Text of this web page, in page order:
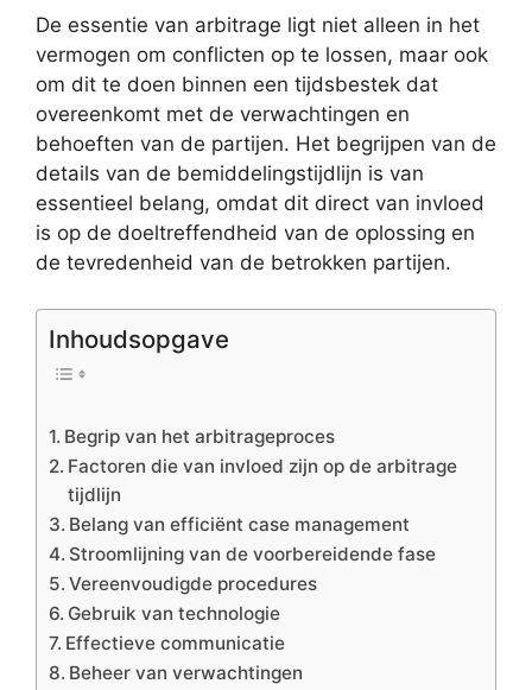
De essentie van arbitrage ligt niet alleen in het
vermogen om conflicten op te lossen, maar ook
om dit te doen binnen een tijdsbestek dat
overeenkomt met de verwachtingen en
behoeften van de partijen. Het begrijpen van de
details van de bemiddelingstijdlijn is van
essentieel belang, omdat dit direct van invloed
is op de doeltreffendheid van de oplossing en
de tevredenheid van de betrokken partijen.
Inhoudsopgave
Begrip van het arbitrageproces
Factoren die van invloed zijn op de arbitrage
tijdlijn
Belang van efficiënt case management
Stroomlijning van de voorbereidende fase
Vereenvoudigde procedures
Gebruik van technologie
Effectieve communicatie
Beheer van verwachtingen